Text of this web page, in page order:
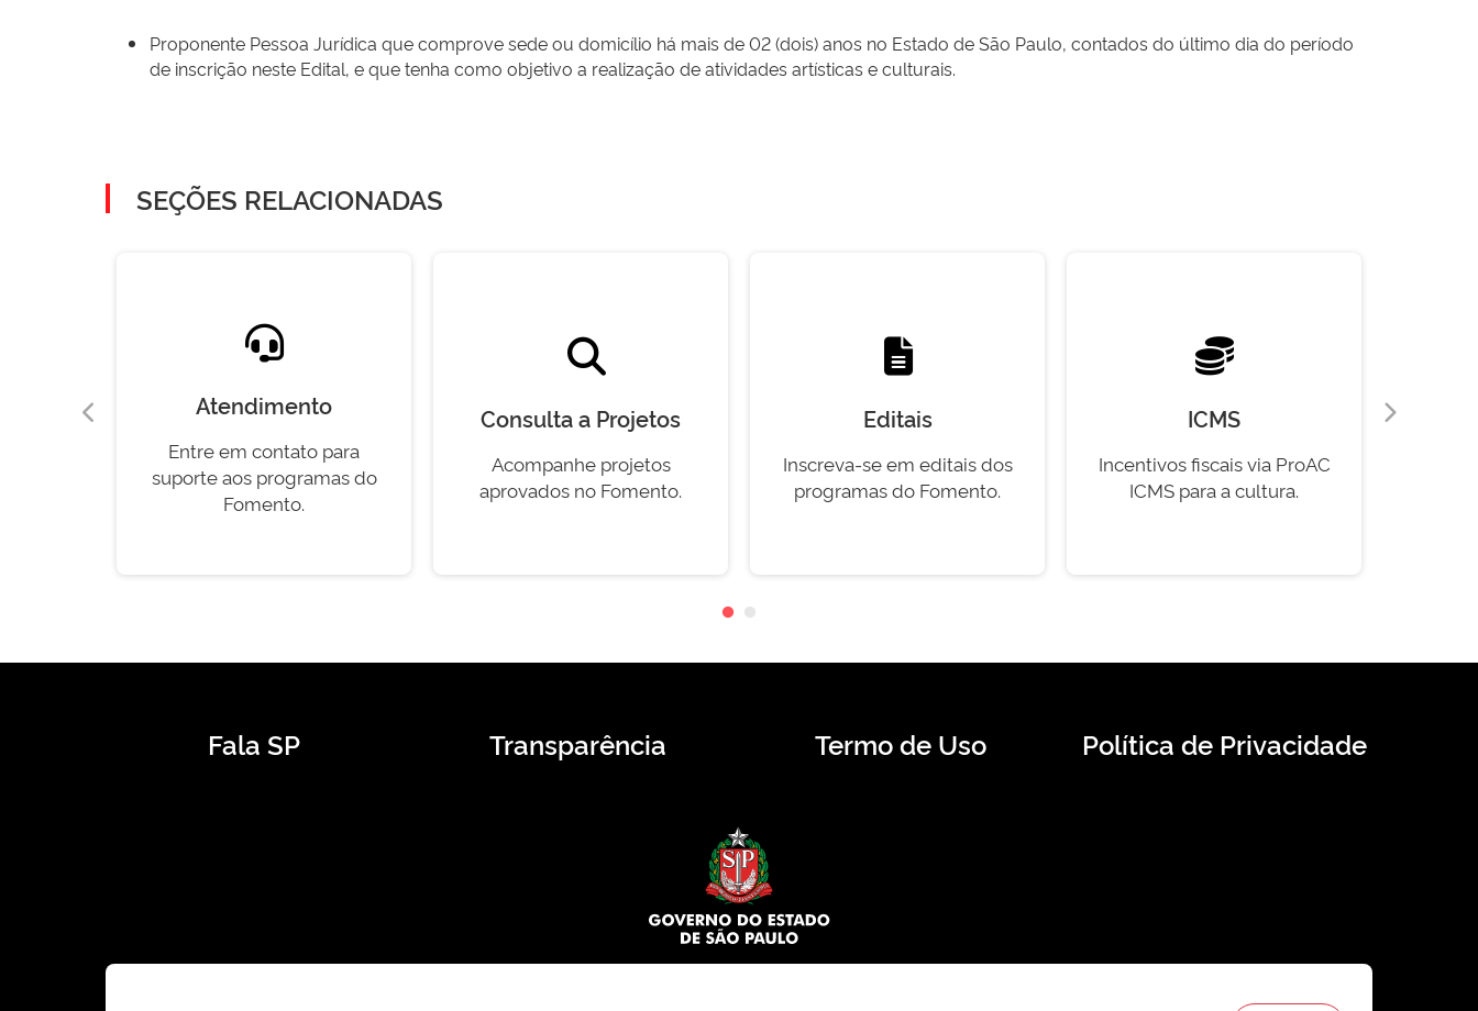
Proponente Pessoa Jurídica que comprove sede ou domicílio há mais de 02 (dois) anos no Estado de São Paulo, contados do último dia do período
de inscrição neste Edital, e que tenha como objetivo a realização de atividades artísticas e culturais.
SEÇÕES RELACIONADAS
Atendimento
Entre em contato para
suporte aos programas do
Fomento.
Consulta a Projetos
Acompanhe projetos
aprovados no Fomento.
Editais
Inscreva-se em editais dos
programas do Fomento.
ICMS
Incentivos fiscais via ProAC
ICMS para a cultura.
Fala SP Transparência Termo de Uso Política de Privacidade